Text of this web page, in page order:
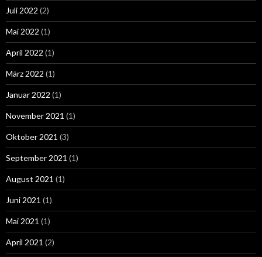
Juli 2022 (2)
Mai 2022 (1)
April 2022 (1)
März 2022 (1)
Januar 2022 (1)
November 2021 (1)
Oktober 2021 (3)
September 2021 (1)
August 2021 (1)
Juni 2021 (1)
Mai 2021 (1)
April 2021 (2)